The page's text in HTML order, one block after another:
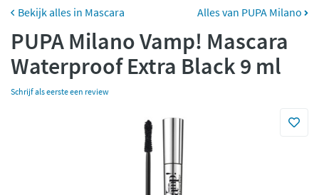
bezorgd
Betaal met Klarna
Mascara Alles van PUPA Milano
PUPA Milano Vamp! Mascara
Waterproof Extra Black 9 ml
Schrijf als eerste een review